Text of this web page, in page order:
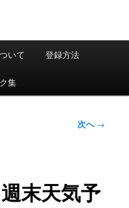
いて 登録方法
集
次へ→
末天気予